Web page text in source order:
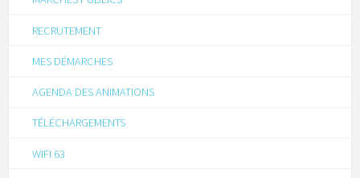
RECRUTEMENT
MES DÉMARCHES
AGENDA DES ANIMATIONS
TÉLÉCHARGEMENTS
WIFI 63